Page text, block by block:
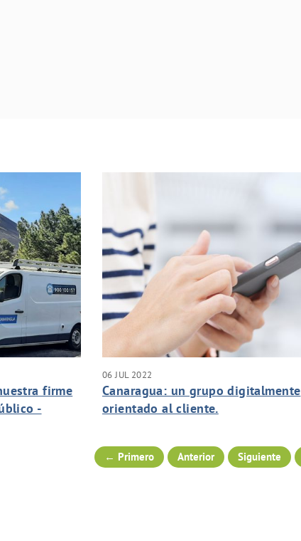
firme
-
06 JUL 2022
Canaragua: un grupo digitalmente
orientado al cliente.
← Primero Anterior Siguiente